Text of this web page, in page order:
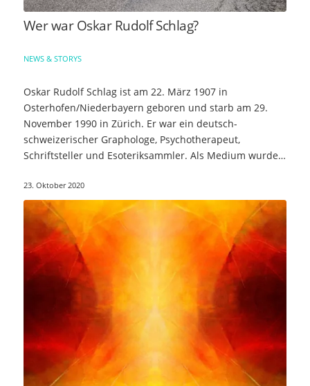
Wer war Oskar Rudolf Schlag?
NEWS & STORYS
Oskar Rudolf Schlag ist am 22. März 1907 in
Osterhofen/Niederbayern geboren und starb am 29.
November 1990 in Zürich. Er war ein deutsch-
schweizerischer Graphologe, Psychotherapeut,
Schriftsteller und Esoteriksammler. Als Medium wurde
23. Oktober 2020